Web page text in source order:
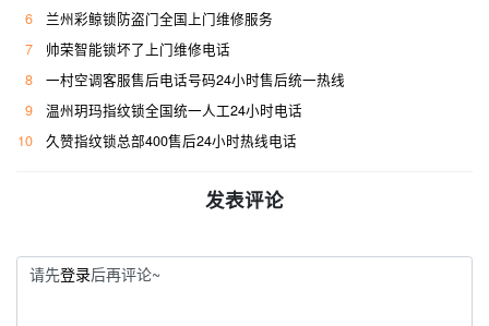
6
兰州彩鲸锁防盗门全国上门维修服务
7
帅荣智能锁坏了上门维修电话
8
一村空调客服售后电话号码24小时售后统一热线
9
温州玥玛指纹锁全国统一人工24小时电话
10
久赞指纹锁总部400售后24小时热线电话
发表评论
请先登录后再评论~